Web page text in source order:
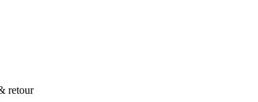
retour